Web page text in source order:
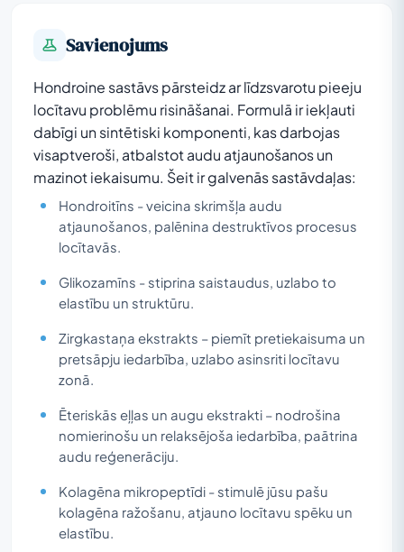
Savienojums
Hondroine sastāvs pārsteidz ar līdzsvarotu pieeju
locītavu problēmu risināšanai. Formulā ir iekļauti
dabīgi un sintētiski komponenti, kas darbojas
visaptveroši, atbalstot audu atjaunošanos un
mazinot iekaisumu. Šeit ir galvenās sastāvdaļas:
Hondroitīns - veicina skrimšļa audu
atjaunošanos, palēnina destruktīvos procesus
locītavās.
Glikozamīns - stiprina saistaudus, uzlabo to
elastību un struktūru.
Zirgkastaņa ekstrakts – piemīt pretiekaisuma un
pretsāpju iedarbība, uzlabo asinsriti locītavu
zonā.
Ēteriskās eļļas un augu ekstrakti – nodrošina
nomierinošu un relaksējoša iedarbība, paātrina
audu reģenerāciju.
Kolagēna mikropeptīdi - stimulē jūsu pašu
kolagēna ražošanu, atjauno locītavu spēku un
elastību.